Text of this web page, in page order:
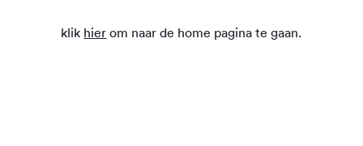
klik hier om naar de home pagina te gaan.